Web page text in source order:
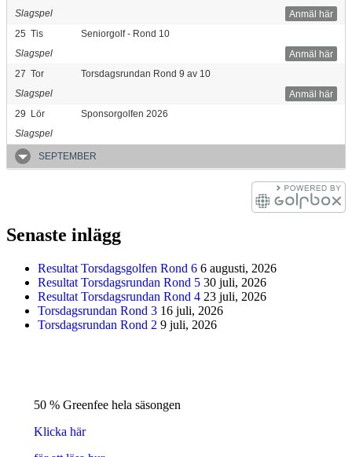
Anmäl här
Slagspel
25 Tis
Seniorgolf - Rond 10
Anmäl här
Slagspel
27 Tor
Torsdagsrundan Rond 9 av 10
Anmäl här
Slagspel
29 Lör
Sponsorgolfen 2026
Slagspel
SEPTEMBER
Senaste inlägg
Resultat Torsdagsgolfen Rond 6 6 augusti, 2026
Resultat Torsdagsrundan Rond 5 30 juli, 2026
Resultat Torsdagsrundan Rond 4 23 juli, 2026
Torsdagsrundan Rond 3 16 juli, 2026
Torsdagsrundan Rond 2 9 juli, 2026
50 % Greenfee hela säsongen
Klicka här